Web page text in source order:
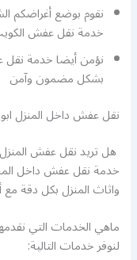
نقوم بوضع أغراضكم
خدمة نقل عفش
نؤمن أيضا خدمة
بشكل مضمون وآمن
نقل عفش داخل المنزل
هل تريد نقل عفش
خدمة نقل عفش داخل
واثاث المنزل بكل دقة
ماهي الخدمات التي
لنوفر خدمات التالية: